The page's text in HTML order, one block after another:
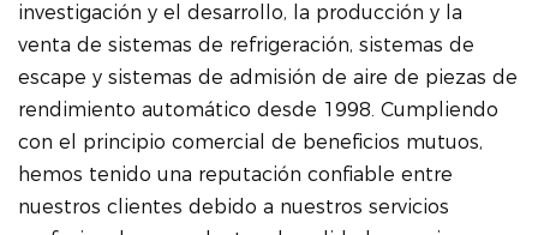
investigación y el desarrollo, la producción y la
venta de sistemas de refrigeración, sistemas de
escape y sistemas de admisión de aire de piezas de
rendimiento automático desde 1998. Cumpliendo
con el principio comercial de beneficios mutuos,
hemos tenido una reputación confiable entre
nuestros clientes debido a nuestros servicios